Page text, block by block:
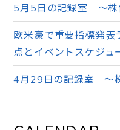
5月5日の記録室 ～株
欧米豪で重要指標発
点とイベントスケジュ
4月29日の記録室 ～